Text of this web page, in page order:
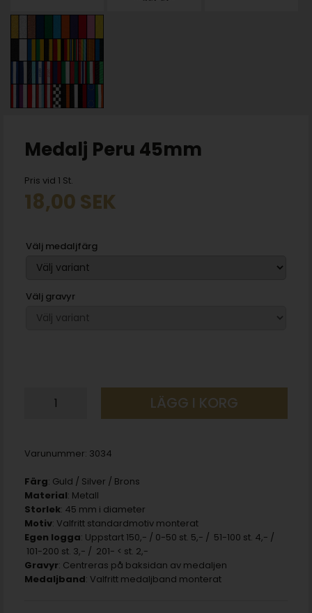
Medalj Peru 45mm
Pris vid 1 St.
18,00 SEK
Välj medaljfärg
Välj gravyr
LÄGG I KORG
Varunummer: 3034
Färg: Guld / Silver / Brons
Material: Metall
Storlek: 45 mm i diameter
Motiv: Valfritt standardmotiv monterat
Egen logga: Uppstart 150,- / 0-50 st. 5,- / 51-100 st. 4,- /
101-200 st. 3,- / 201- < st. 2,-
Gravyr: Centreras på baksidan av medaljen
Medaljband: Valfritt medaljband monterat